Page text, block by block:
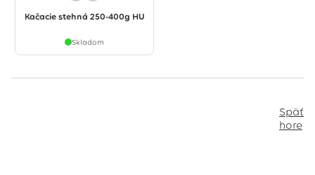
Kačacie stehná 250-400g HU
Skladom
Späť
hore